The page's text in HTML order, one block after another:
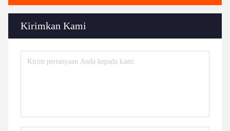
Kirimkan Kami